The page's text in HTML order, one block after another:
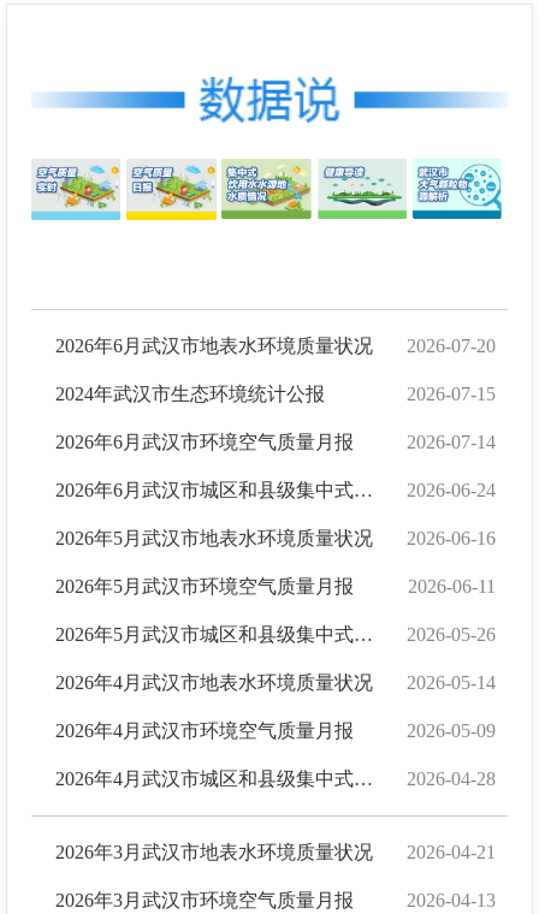
2026年6月武汉市地表水环境质量状况 2026-07-20
2024年武汉市生态环境统计公报 2026-07-15
2026年6月武汉市环境空气质量月报 2026-07-14
2026年6月武汉市城区和县级集中式生活饮用水水源水质状况报告 2026-06-24
2026年5月武汉市地表水环境质量状况 2026-06-16
2026年5月武汉市环境空气质量月报 2026-06-11
2026年5月武汉市城区和县级集中式生活饮用水水源水质状况报告 2026-05-26
2026年4月武汉市地表水环境质量状况 2026-05-14
2026年4月武汉市环境空气质量月报 2026-05-09
2026年4月武汉市城区和县级集中式生活饮用水水源水质状况报告 2026-04-28
2026年3月武汉市地表水环境质量状况 2026-04-21
2026年3月武汉市环境空气质量月报 2026-04-13